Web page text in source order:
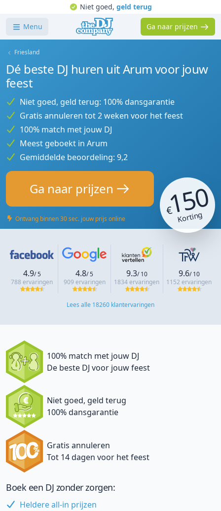
Niet goed, geld terug
Menu Ga naar prijzen
Friesland
Dé beste DJ huren uit Arum voor jouw
feest
Niet goed, geld terug: 100% dansgarantie
Gratis annuleren tot 2 weken voor het feest
100% match met jouw DJ
Meest geboekt in Arum
Gemiddelde beoordeling: 9,2
Ga naar prijzen
Ontvang binnen 30 sec. jouw prijs online
€
150
Korting
4.9/ 5
788 ervaringen
4.8/ 5
909 ervaringen
9.3/ 10
1834 ervaringen
9.6/ 10
1152 ervaringen
Lees alle 18260 klantervaringen
100% match met jouw DJ
De beste DJ voor jouw feest
Niet goed, geld terug
100% dansgarantie
Gratis annuleren
Tot 14 dagen voor het feest
Boek een DJ zonder zorgen:
Heldere all-in prijzen